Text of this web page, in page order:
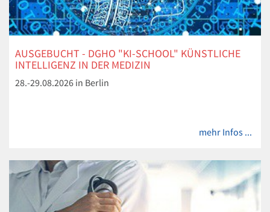
AUSGEBUCHT - DGHO "KI-SCHOOL" KÜNSTLICHE
INTELLIGENZ IN DER MEDIZIN
28.-29.08.2026 in Berlin
mehr Infos ...